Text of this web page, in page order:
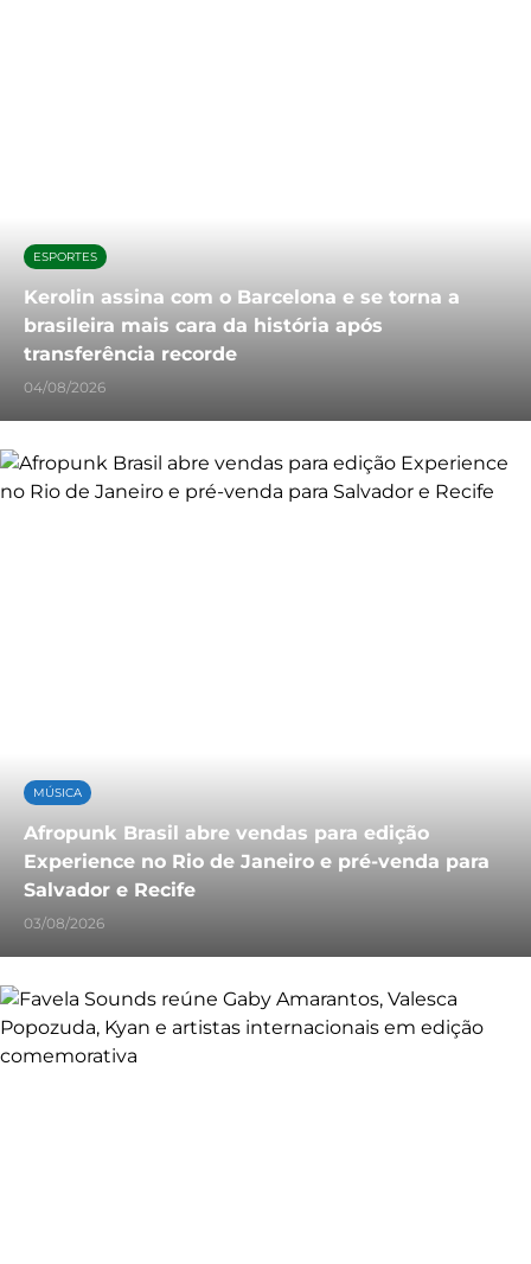
ESPORTES
Kerolin assina com o Barcelona e se torna a
brasileira mais cara da história após
transferência recorde
04/08/2026
MÚSICA
Afropunk Brasil abre vendas para edição
Experience no Rio de Janeiro e pré-venda para
Salvador e Recife
03/08/2026